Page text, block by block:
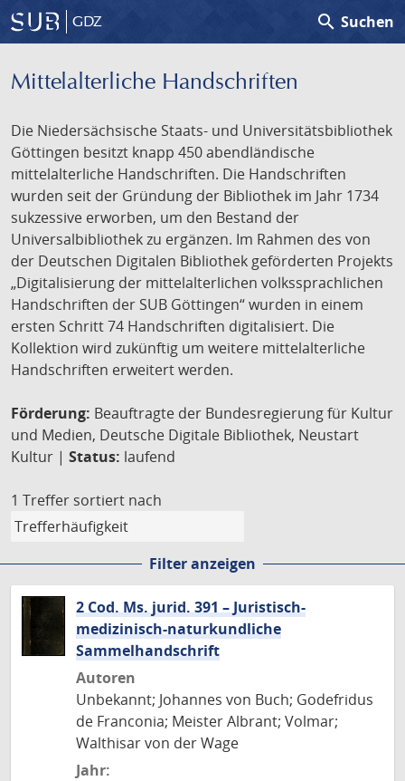
GDZ search Suchen
Mittelalterliche Handschriften
Die Niedersächsische Staats- und Universitätsbibliothek
Göttingen besitzt knapp 450 abendländische
mittelalterliche Handschriften. Die Handschriften
wurden seit der Gründung der Bibliothek im Jahr 1734
sukzessive erworben, um den Bestand der
Universalbibliothek zu ergänzen. Im Rahmen des von
der Deutschen Digitalen Bibliothek geförderten Projekts
„Digitalisierung der mittelalterlichen volkssprachlichen
Handschriften der SUB Göttingen“ wurden in einem
ersten Schritt 74 Handschriften digitalisiert. Die
Kollektion wird zukünftig um weitere mittelalterliche
Handschriften erweitert werden.
Förderung: Beauftragte der Bundesregierung für Kultur
und Medien, Deutsche Digitale Bibliothek, Neustart
Kultur | Status: laufend
1 Treffer sortiert nach
Filter anzeigen
2 Cod. Ms. jurid. 391 – Juristisch-
medizinisch-naturkundliche
Sammelhandschrift
Autoren
Unbekannt; Johannes von Buch; Godefridus
de Franconia; Meister Albrant; Volmar;
Walthisar von der Wage
Jahr: